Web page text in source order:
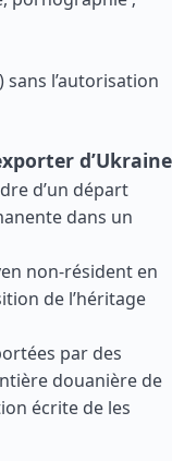
sans l’autorisation
d’Ukraine
d’un départ
dans un
non-résident en
de l’héritage
par des
douanière de
écrite de les